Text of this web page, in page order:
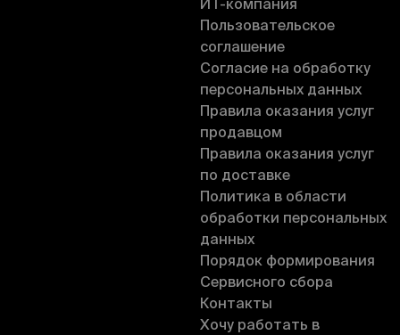
ИT-компания
Пользовательское
соглашение
Согласие на обработку
персональных данных
Правила оказания услуг
продавцом
Правила оказания услуг
по доставке
Политика в области
обработки персональных
данных
Порядок формирования
Сервисного сбора
Контакты
Хочу работать в